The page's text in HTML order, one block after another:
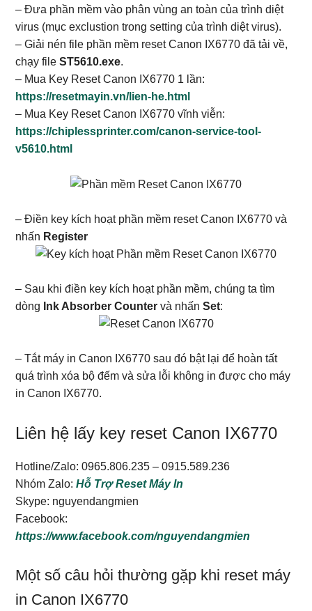
– Đưa phần mềm vào phân vùng an toàn của trình diệt
virus (mục exclustion trong setting của trình diệt virus).
– Giải nén file phần mềm reset Canon IX6770 đã tải về,
chạy fileST5610.exe.
– Mua Key Reset Canon IX6770 1 lần:
https://resetmayin.vn/lien-he.html
– Mua Key Reset Canon IX6770 vĩnh viễn:
https://chiplessprinter.com/canon-service-tool-
v5610.html
– Điền key kích hoạt phần mềm reset Canon IX6770 và
nhấn Register
– Sau khi điền key kích hoạt phần mềm, chúng ta tìm
dòng Ink Absorber Counter và nhấnSet:
– Tắt máy in Canon IX6770 sau đó bật lại để hoàn tất
quá trình xóa bộ đếm và sửa lỗi không in được cho máy
in Canon IX6770.
Liên hệ lấy key reset Canon IX6770
Hotline/Zalo: 0965.806.235 – 0915.589.236
Nhóm Zalo:Hỗ Trợ Reset Máy In
Skype: nguyendangmien
Facebook:
https://www.facebook.com/nguyendangmien
Một số câu hỏi thường gặp khi reset máy
in Canon IX6770